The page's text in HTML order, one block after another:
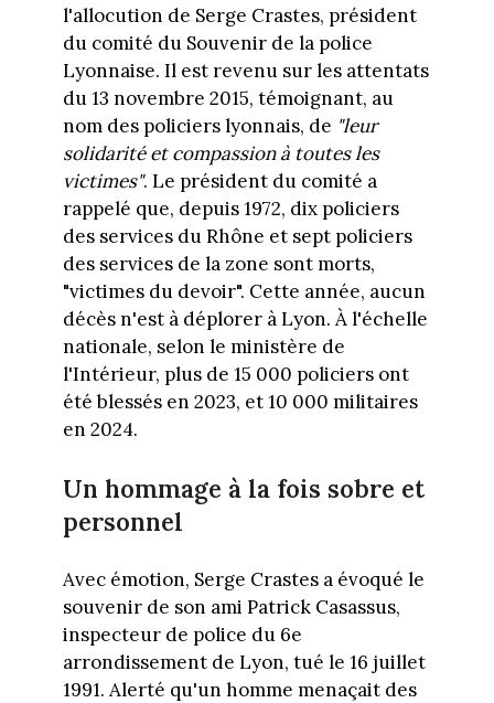
l'allocution de Serge Crastes, président
du comité du Souvenir de la police
Lyonnaise. Il est revenu sur les attentats
du 13 novembre 2015, témoignant, au
nom des policiers lyonnais, de "leur
solidarité et compassion à toutes les
victimes". Le président du comité a
rappelé que, depuis 1972, dix policiers
des services du Rhône et sept policiers
des services de la zone sont morts,
"victimes du devoir". Cette année, aucun
décès n'est à déplorer à Lyon. À l'échelle
nationale, selon le ministère de
l'Intérieur, plus de 15 000 policiers ont
été blessés en 2023, et 10 000 militaires
en 2024.
Un hommage à la fois sobre et
personnel
Avec émotion, Serge Crastes a évoqué le
souvenir de son ami Patrick Casassus,
inspecteur de police du 6e
arrondissement de Lyon, tué le 16 juillet
1991. Alerté qu'un homme menaçait des